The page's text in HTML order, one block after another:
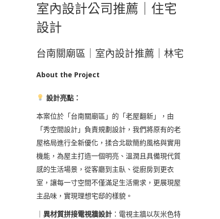
室內設計公司推薦｜住宅
設計
台南關廟區｜室內設計推薦｜林宅
About the Project
設計亮點：
本案位於「台南關廟區」的「老屋翻新」，由
「秀空間設計」負責規劃設計，我們將原有的老
屋格局進行全新優化，揉合北歐簡約風格與實用
機能，為屋主打造一個明亮、溫潤且具備現代質
感的生活場景，從客廳到主臥、從廚房到更衣
室，讓每一寸空間不僅滿足生活需求，更展現屋
主品味，實現理想宅邸的樣貌。
｜ 異材質拼接電視牆設計 ：電視主牆以灰米色特